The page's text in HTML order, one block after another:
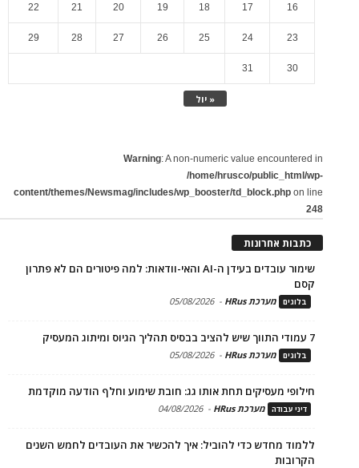
« יול
16
17
18
19
20
21
22
23
24
25
26
27
28
29
30
31
Warning: A non-numeric value encountered in
/home/hrusco/public_html/wp-
content/themes/Newsmag/includes/wp_booster/td_block.php on line
248
כתבות אחרונות
שימור עובדים בעידן ה-AI והאי-וודאות: למה פיטורים הם לא פתרון
קסם
בלוגים מערכת HRus -
05/08/2026
7 עמודי התווך שיש להציב בבסיס תהליך הגיוס ומיתוג המעסיק
בלוגים מערכת HRus -
05/08/2026
חילופי מעסיקים תחת אותו גג: חובת שימוע וחלף הודעה מוקדמת
דיני עבודה מערכת HRus -
04/08/2026
ללמוד מחדש כדי להוביל: איך להכשיר את העובדים לחמש השנים
הקרובות